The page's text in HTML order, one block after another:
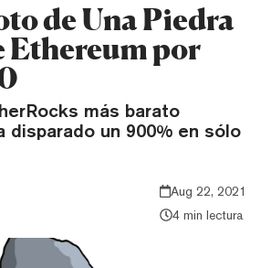
de Una Piedra
Ethereum por
más barato
disparado un 900% en sólo
Aug 22, 2021
4 min lectura